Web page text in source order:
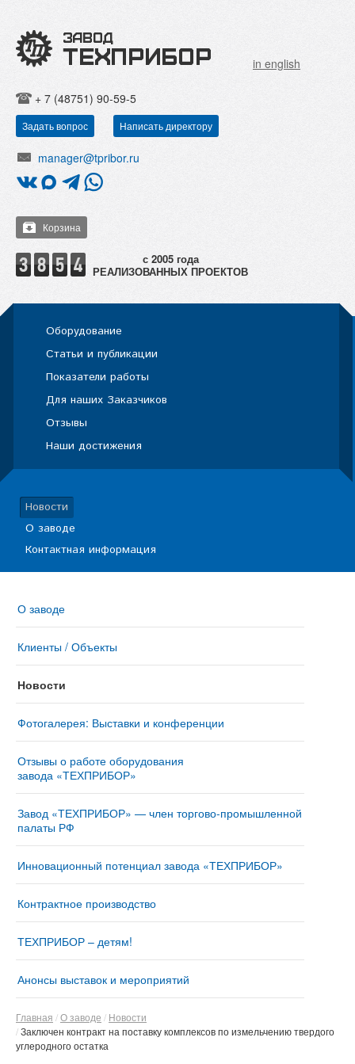
in english
+ 7 (48751) 90-59-5
Задать вопрос Написать директору
manager@tpribor.ru
Корзина
РЕАЛИЗОВАННЫХ ПРОЕКТОВ
Оборудование
Статьи и публикации
Показатели работы
Для наших Заказчиков
Отзывы
Наши достижения
Новости
О заводе
Контактная информация
О заводе
Клиенты / Объекты
Новости
Фотогалерея: Выставки и конференции
Отзывы о работе оборудования
завода «ТЕХПРИБОР»
Завод «ТЕХПРИБОР» — член торгово-промышленной
палаты РФ
Инновационный потенциал завода «ТЕХПРИБОР»
Контрактное производство
ТЕХПРИБОР – детям!
Анонсы выставок и мероприятий
Главная О заводе
Новости
Заключен контракт на поставку комплексов по измельчению твердого
углеродного остатка